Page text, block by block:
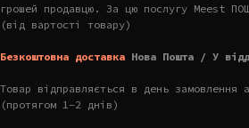
грошей продавцю. За цю послугу Meest
(від вартості товару)
Безкоштовна доставка Нова Пошта / У
Товар відправляється в день замовлення
(протягом 1-2 днів)